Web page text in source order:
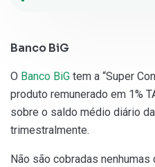
Banco BiG
O Banco BiG tem a “Super
produto remunerado em 1%
sobre o saldo médio diário
trimestralmente.
Não são cobradas